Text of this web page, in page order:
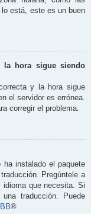
está, este es un buen
la hora sigue siendo
y la hora sigue
el servidor es errónea.
corregir el problema.
ha instalado el paquete
Pregúntele a
idioma que necesita. Si
traducción. Puede
®